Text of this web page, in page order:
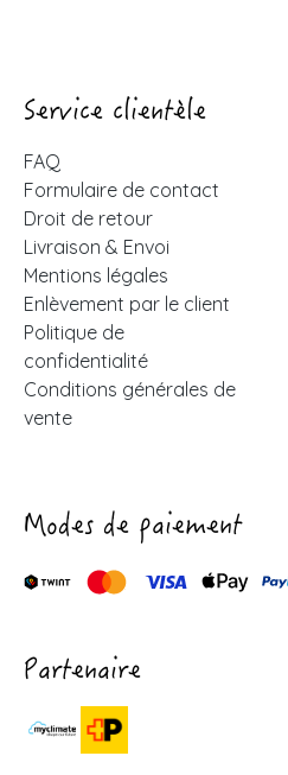
Service clientèle
FAQ
Formulaire de contact
Droit de retour
Livraison & Envoi
Mentions légales
Enlèvement par le client
Politique de
confidentialité
Conditions générales de
vente
Modes de paiement
Partenaire